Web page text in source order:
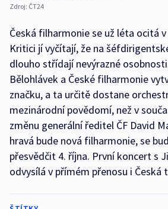
Zdroj: ČT24
Česká filharmonie se už léta ocitá
Kritici jí vyčítají, že na
dlouho střídají nevýrazné
Bělohlávek a České filharmonie
značku, a ta určitě dostane
mezinárodní povědomí, než v
změnu generální ředitel ČF David
hravá bude nová filharmonie, se
přesvědčit 4. října. První koncert s
odvysílá v přímém přenosu i Česká